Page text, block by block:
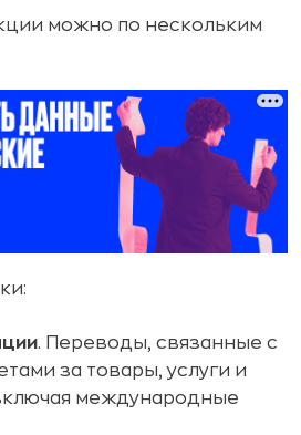
можно по нескольким
. Переводы, связанные с
за товары, услуги и
международные